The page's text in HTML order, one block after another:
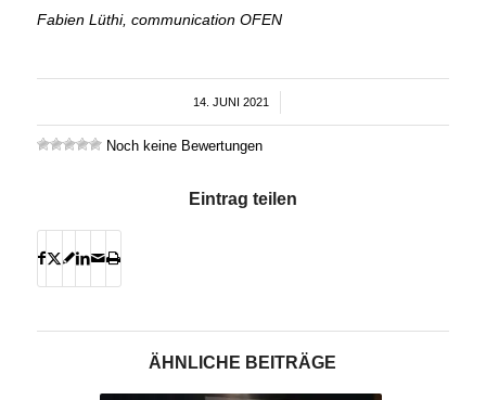
Fabien Lüthi, communication OFEN
14. JUNI 2021
/
Noch keine Bewertungen
Eintrag teilen
ÄHNLICHE BEITRÄGE